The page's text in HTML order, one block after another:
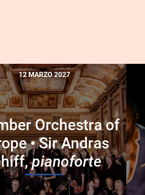
12 MARZO 2027
Orchestra of
• Sir Andras
pianoforte